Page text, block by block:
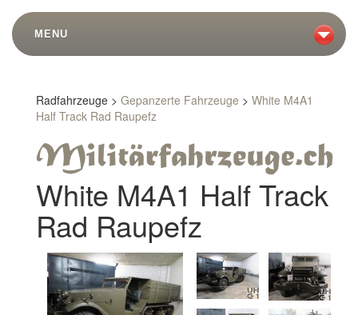
MENU
Radfahrzeuge > Gepanzerte Fahrzeuge > White M4A1
Half Track Rad Raupefz
White M4A1 Half Track
Rad Raupefz